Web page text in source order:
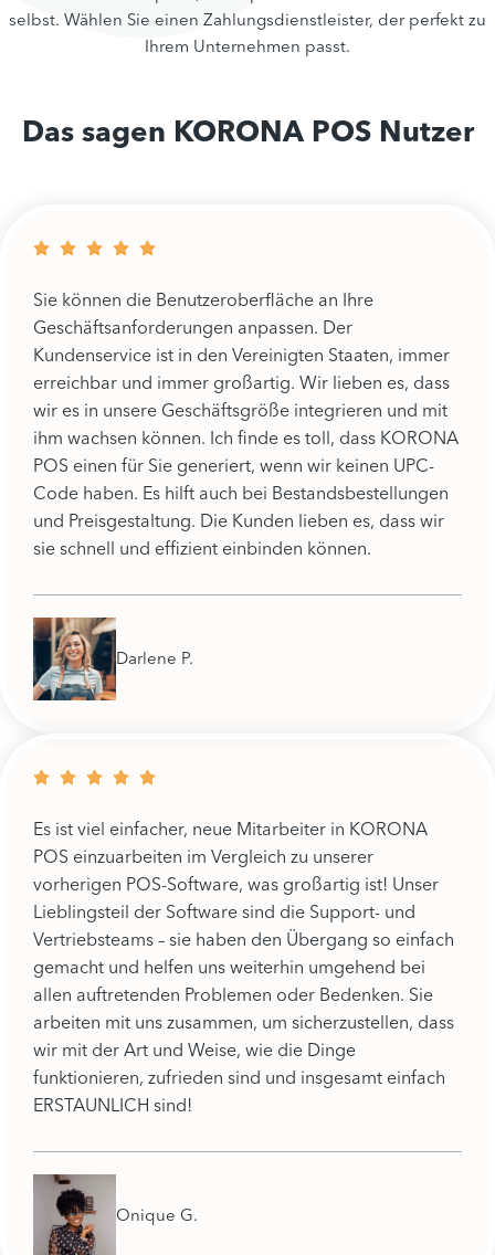
selbst. Wählen Sie einen Zahlungsdienstleister, der perfekt zu
Ihrem Unternehmen passt.
Das sagen KORONA POS Nutzer
Sie können die Benutzeroberfläche an Ihre
Geschäftsanforderungen anpassen. Der
Kundenservice ist in den Vereinigten Staaten, immer
erreichbar und immer großartig. Wir lieben es, dass
wir es in unsere Geschäftsgröße integrieren und mit
ihm wachsen können. Ich finde es toll, dass KORONA
POS einen für Sie generiert, wenn wir keinen UPC-
Code haben. Es hilft auch bei Bestandsbestellungen
und Preisgestaltung. Die Kunden lieben es, dass wir
sie schnell und effizient einbinden können.
Darlene P.
Es ist viel einfacher, neue Mitarbeiter in KORONA
POS einzuarbeiten im Vergleich zu unserer
vorherigen POS-Software, was großartig ist! Unser
Lieblingsteil der Software sind die Support- und
Vertriebsteams – sie haben den Übergang so einfach
gemacht und helfen uns weiterhin umgehend bei
allen auftretenden Problemen oder Bedenken. Sie
arbeiten mit uns zusammen, um sicherzustellen, dass
wir mit der Art und Weise, wie die Dinge
funktionieren, zufrieden sind und insgesamt einfach
ERSTAUNLICH sind!
Onique G.